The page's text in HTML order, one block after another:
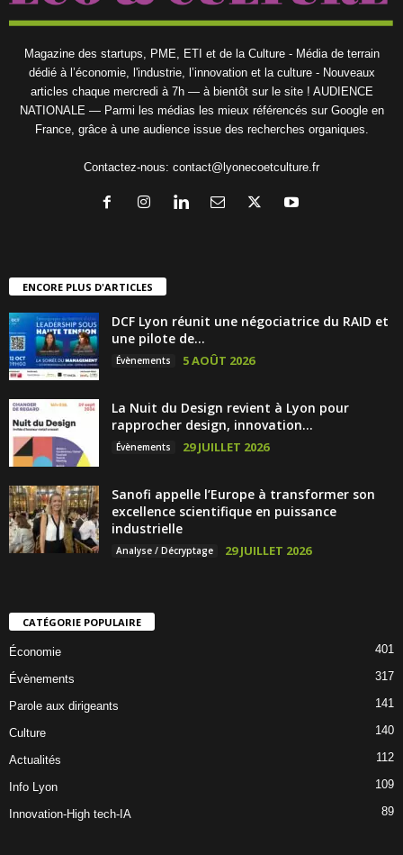
Magazine des startups, PME, ETI et de la Culture - Média de terrain
dédié à l’économie, l'industrie, l’innovation et la culture - Nouveaux
articles chaque mercredi à 7h — à bientôt sur le site ! AUDIENCE
NATIONALE — Parmi les médias les mieux référencés sur Google en
France, grâce à une audience issue des recherches organiques.
Contactez-nous: contact@lyonecoetculture.fr
ENCORE PLUS D'ARTICLES
DCF Lyon réunit une négociatrice du RAID et
une pilote de...
Évènements 5 AOÛT 2026
La Nuit du Design revient à Lyon pour
rapprocher design, innovation...
Évènements 29 JUILLET 2026
Sanofi appelle l’Europe à transformer son
excellence scientifique en puissance
industrielle
Analyse / Décryptage 29 JUILLET 2026
CATÉGORIE POPULAIRE
Économie 401
Évènements 317
Parole aux dirigeants 141
Culture 140
Actualités 112
Info Lyon 109
Innovation-High tech-IA 89